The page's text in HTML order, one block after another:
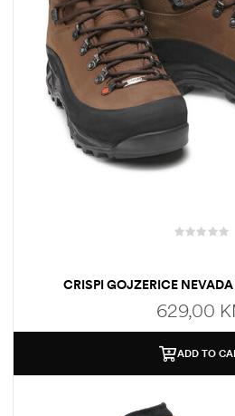
CRISPI GOJZERICE
629,00
ADD TO